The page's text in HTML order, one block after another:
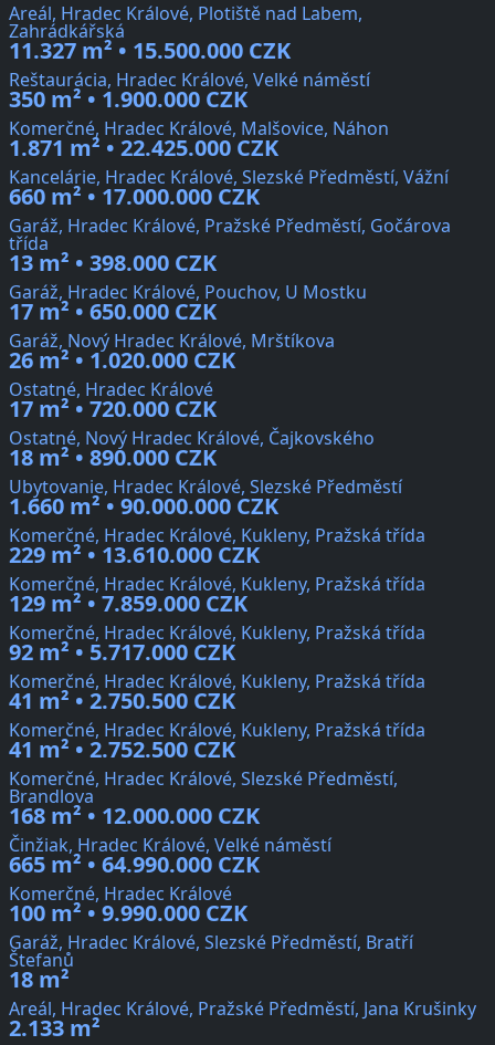
Areál, Hradec Králové, Plotiště nad Labem,
Zahrádkářská
11.327 m² • 15.500.000 CZK
Reštaurácia, Hradec Králové, Velké náměstí
350 m² • 1.900.000 CZK
Komerčné, Hradec Králové, Malšovice, Náhon
1.871 m² • 22.425.000 CZK
Kancelárie, Hradec Králové, Slezské Předměstí, Vážní
660 m² • 17.000.000 CZK
Garáž, Hradec Králové, Pražské Předměstí, Gočárova
třída
13 m² • 398.000 CZK
Garáž, Hradec Králové, Pouchov, U Mostku
17 m² • 650.000 CZK
Garáž, Nový Hradec Králové, Mrštíkova
26 m² • 1.020.000 CZK
Ostatné, Hradec Králové
17 m² • 720.000 CZK
Ostatné, Nový Hradec Králové, Čajkovského
18 m² • 890.000 CZK
Ubytovanie, Hradec Králové, Slezské Předměstí
1.660 m² • 90.000.000 CZK
Komerčné, Hradec Králové, Kukleny, Pražská třída
229 m² • 13.610.000 CZK
Komerčné, Hradec Králové, Kukleny, Pražská třída
129 m² • 7.859.000 CZK
Komerčné, Hradec Králové, Kukleny, Pražská třída
92 m² • 5.717.000 CZK
Komerčné, Hradec Králové, Kukleny, Pražská třída
41 m² • 2.750.500 CZK
Komerčné, Hradec Králové, Kukleny, Pražská třída
41 m² • 2.752.500 CZK
Komerčné, Hradec Králové, Slezské Předměstí,
Brandlova
168 m² • 12.000.000 CZK
Činžiak, Hradec Králové, Velké náměstí
665 m² • 64.990.000 CZK
Komerčné, Hradec Králové
100 m² • 9.990.000 CZK
Garáž, Hradec Králové, Slezské Předměstí, Bratří
Štefanů
18 m²
Areál, Hradec Králové, Pražské Předměstí, Jana Krušinky
2.133 m²